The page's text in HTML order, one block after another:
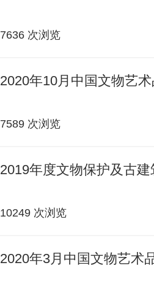
7636 次浏览
2020年10月中国文物艺
7589 次浏览
2019年度文物保护及古
10249 次浏览
2020年3月中国文物艺术